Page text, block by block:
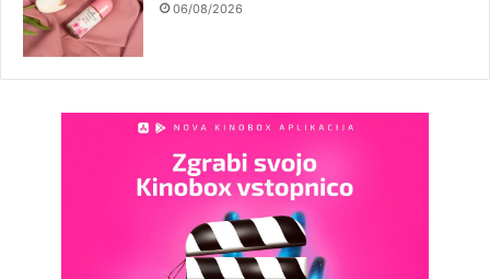
06/08/2026